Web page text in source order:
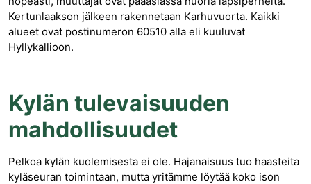
Kertunlaakson jälkeen rakennetaan Karhuvuorta. Kaikki
alueet ovat postinumeron 60510 alla eli kuuluvat
Hyllykallioon.
Kylän tulevaisuuden
mahdollisuudet
Pelkoa kylän kuolemisesta ei ole. Hajanaisuus tuo haasteita
kyläseuran toimintaan, mutta yritämme löytää koko ison